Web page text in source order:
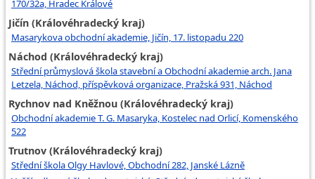
170/32a, Hradec Králové
Jičín (Královéhradecký kraj)
Masarykova obchodní akademie, Jičín, 17. listopadu 220
Náchod (Královéhradecký kraj)
Střední průmyslová škola stavební a Obchodní akademie arch. Jana
Letzela, Náchod, příspěvková organizace, Pražská 931, Náchod
Rychnov nad Kněžnou (Královéhradecký kraj)
Obchodní akademie T. G. Masaryka, Kostelec nad Orlicí, Komenského
522
Trutnov (Královéhradecký kraj)
Střední škola Olgy Havlové, Obchodní 282, Janské Lázně